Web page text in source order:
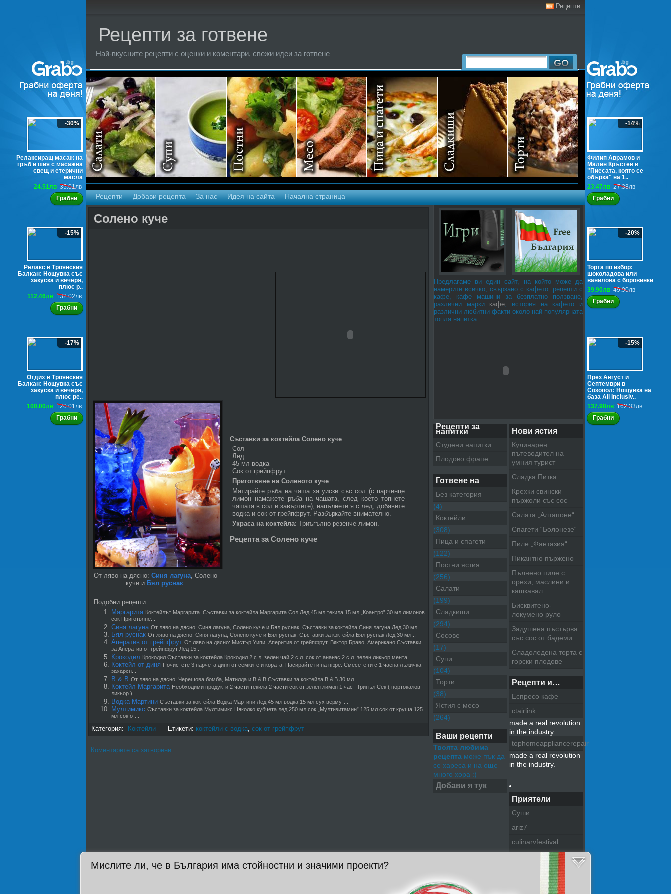
-30%
Релаксиращ масаж на
гръб и шия с масажна
свещ и етерични
масла
24.51лв 35.01лв
Грабни
-15%
Релакс в Троянския
Балкан: Нощувка със
закуска и вечеря,
плюс р..
112.46лв 132.02лв
Грабни
-17%
Отдих в Троянския
Балкан: Нощувка със
закуска и вечеря,
плюс ре..
100.00лв 120.01лв
Грабни
-14%
Филип Аврамов и
Малин Кръстев в
"Пиесата, която се
обърка" на 1..
23.47лв 27.38лв
Грабни
-20%
Торта по избор:
шоколадова или
ванилова с боровинки
39.90лв 49.90лв
Грабни
-15%
През Август и
Септември в
Созопол: Нощувка на
база All Inclusiv..
137.98лв 162.33лв
Грабни
Рецепти
Рецепти за готвене
Най-вкусните рецепти с оценки и коментари, свежи идеи за готвене
Торти
Рецепти Добави рецепта За нас Идея на сайта Начална страница
Солено куче
От ляво на дясно: Синя лагуна, Солено
куче и Бял руснак.
Съставки за коктейла Солено куче
Сол
Лед
45 мл водка
Сок от грейпфрут
Приготвяне на Соленото куче
Матирайте ръба на чаша за уиски със сол (с парченце
лимон намажете ръба на чашата, след което топнете
чашата в сол и завъртете), напълнете я с лед, добавете
водка и сок от грейпфрут. Разбъркайте внимателно.
Украса на коктейла: Триъгълно резенче лимон.
Рецепта за Солено куче
Подобни рецепти:
Маргарита Коктейлът Маргарита. Съставки за коктейла Маргарита Сол Лед 45 мл текила 15 мл „Коантро” 30 мл лимонов
сок Приготвяне...
Синя лагуна От ляво на дясно: Синя лагуна, Солено куче и Бял руснак. Съставки за коктейла Синя лагуна Лед 30 мл...
Бял руснак От ляво на дясно: Синя лагуна, Солено куче и Бял руснак. Съставки за коктейла Бял руснак Лед 30 мл...
Аператив от грейпфрут От ляво на дясно: Мистър Уипи, Аперитив от грейпфрут, Виктор Браво, Американо Съставки
за Аператив от грейпфрут Лед 15...
Крокодил Крокодил Съставки за коктейла Крокодил 2 с.л. зелен чай 2 с.л. сок от ананас 2 с.л. зелен ликьор мента...
Коктейл от диня Почистете 3 парче­та диня от семките и кората. Пасирайте ги на пюре. Смесете ги с 1 чаена лъжичка
захарен...
B & B От ляво на дясно: Черешова бомба, Матилда и B & B Съставки за коктейла B & B 30 мл...
Коктейл Маргарита Необходими продукти 2 части текила 2 части сок от зелен лимон 1 част Трипъл Сек ( портокалов
ликьор )...
Водка Мартини Съставки за коктейла Водка Мартини Лед 45 мл водка 15 мл сух вермут...
Мултимикс Съставки за коктейла Мултимикс Няколко кубчета лед 250 мл сок „Мултивитамин” 125 мл сок от круша 125
мл сок от...
Категория:
Коктейли Етикети: коктейли с водка, сок от грейпфрут
Коментарите са затворени.
Предлагаме ви един сайт, на който може да
намерите всичко, свързано с кафето: рецепти с
кафе, кафе машини за безплатно ползване,
различни марки кафе, история на кафето и
различни любитни факти около най-популярната
топла напитка.
Нови ястия
Кулинарен
пътеводител на
умния турист
Сладка Питка
Крехки свински
пържоли със сос
Салата „Алтапоне“
Спагети “Болонезе“
Пиле „Фантазия“
Пикантно пържено
Пълнено пиле с
орехи, маслини и
кашкавал
Бисквитено-
локумено руло
Задушена пъстърва
със сос от бадеми
Сладоледена торта с
горски плодове
Рецепти и…
Еспресо кафе
ctairlink
made a real revolution
in the industry.
tophomeappliancerepair
made a real revolution
in the industry.
Приятели
Суши
ariz7
culinarvfestival
pazitel na tradiciite
Рецепти за
напитки
Студени напитки
Плодово фрапе
Готвене на
Без категория
(4)
Коктейли
(308)
Пица и спагети
(122)
Постни ястия
(256)
Салати
(199)
Сладкиши
(294)
Сосове
(17)
Супи
(104)
Торти
(38)
Ястия с месо
(264)
Ваши рецепти
Твоята любима
рецепта може пък да
се хареса и на още
много хора :)
Добави я тук
Мислите ли, че в България има стойностни и значими проекти?